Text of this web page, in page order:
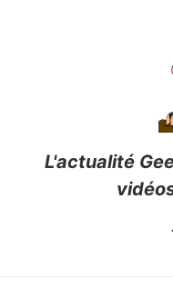
L'actualité